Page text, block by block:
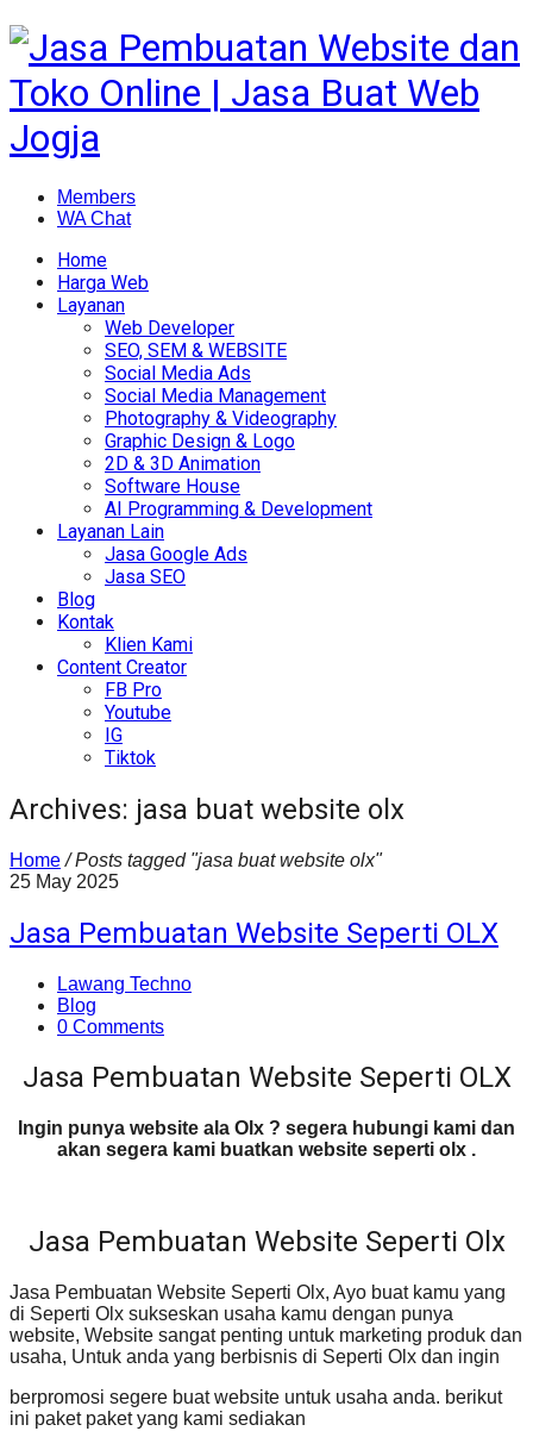
Members
WA Chat
Home
Harga Web
Layanan
Web Developer
SEO, SEM & WEBSITE
Social Media Ads
Social Media Management
Photography & Videography
Graphic Design & Logo
2D & 3D Animation
Software House
AI Programming & Development
Layanan Lain
Jasa Google Ads
Jasa SEO
Blog
Kontak
Klien Kami
Content Creator
FB Pro
Youtube
IG
Tiktok
Archives: jasa buat website olx
Home / Posts tagged "jasa buat website olx"
25 May 2025
Jasa Pembuatan Website Seperti OLX
Lawang Techno
Blog
0 Comments
Jasa Pembuatan Website Seperti OLX
Ingin punya website ala Olx ? segera hubungi kami dan
akan segera kami buatkan website seperti olx .
Jasa Pembuatan Website Seperti Olx
Jasa Pembuatan Website Seperti Olx, Ayo buat kamu yang
di Seperti Olx sukseskan usaha kamu dengan punya
website, Website sangat penting untuk marketing produk dan
usaha, Untuk anda yang berbisnis di Seperti Olx dan ingin
berpromosi segere buat website untuk usaha anda. berikut
ini paket paket yang kami sediakan